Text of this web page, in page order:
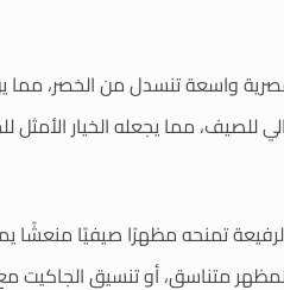
واسعة تنسدل من الخصر، مما
مما يجعله الخيار الأمثل
الرفيعة تمنحه مظهرًا صيفيًا
متناسق، أو تنسيق الجاكيت